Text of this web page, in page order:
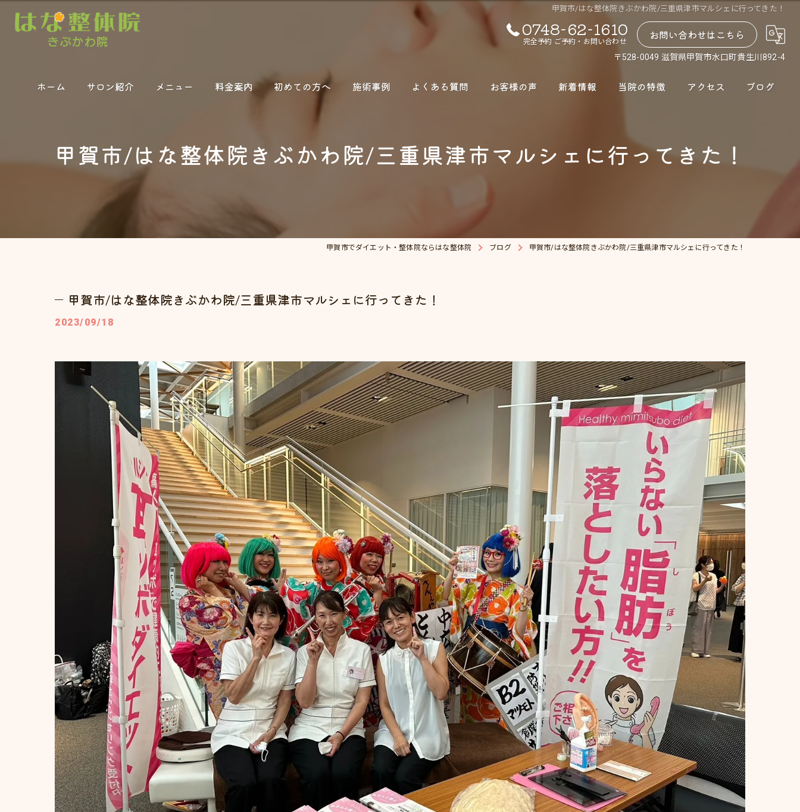
甲賀市/はな整体院きぶかわ院/三重県津市マルシェに行ってきた！
0748-62-1610
完全予約 ご予約・お問い合わせ お問い合わせはこちら
〒528-0049 滋賀県甲賀市水口町貴生川892-4
ホーム サロン紹介 メニュー 料金案内 初めての方へ 施術事例 よくある質問 お客様の声 新着情報 当院の特徴
肩こり
ダイエット
アクセス ブログ
甲賀市/はな整体院きぶかわ院/三重県津市マルシェに行ってきた！
甲賀市でダイエット・整体院ならはな整体院 ブログ 甲賀市/はな整体院きぶかわ院/三重県津市マルシェに行ってきた！
甲賀市/はな整体院きぶかわ院/三重県津市マルシェに行ってきた！
2023/09/18